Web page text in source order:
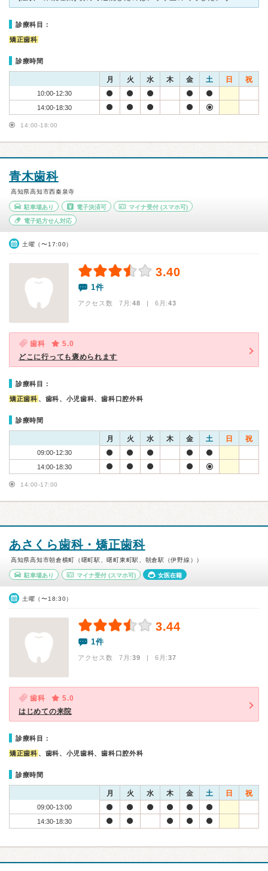
診療科目：
矯正歯科
診療時間
月 火 水 木 金 土 日 祝
10:00-12:30
14:00-18:30
14:00-18:00
青木歯科
高知県高知市西秦泉寺
駐車場あり 電子決済可 マイナ受付 (スマホ可)
電子処方せん対応
土曜（〜17:00）
3.40
1件
アクセス数 7月:48 | 6月:43
歯科
5.0
どこに行っても褒められます
診療科目：
矯正歯科 、歯科、小児歯科、歯科口腔外科
診療時間
月 火 水 木 金 土 日 祝
09:00-12:30
14:00-18:30
14:00-17:00
あさくら歯科・矯正歯科
高知県高知市朝倉横町（曙町駅、曙町東町駅、朝倉駅（伊野線））
駐車場あり マイナ受付(スマホ可) 女医在籍
土曜（〜18:30）
3.44
1件
アクセス数 7月:39 | 6月:37
歯科
5.0
はじめての来院
診療科目：
矯正歯科 、歯科、小児歯科、歯科口腔外科
診療時間
月 火 水 木 金 土 日 祝
09:00-13:00
14:30-18:30